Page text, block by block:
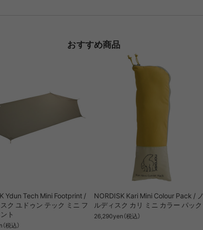
おすすめ商品
Ydun Tech Mini Footprint /
ク ユドゥン テック ミニ フ
ト
税込）
NORDISK Kari Mini Colour Pack /
ルディスク カリ ミニ カラー パック
26,290yen（税込）